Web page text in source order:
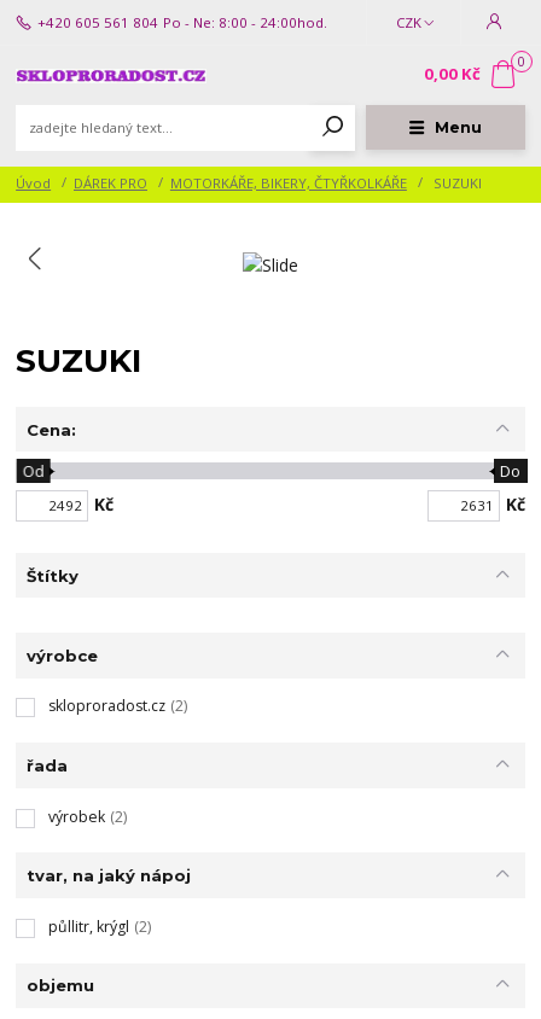
Menu
CZK
+420 605 561 804 Po - Ne: 8:00 - 24:00hod.
0
0,00 Kč
Úvod DÁREK PRO MOTORKÁŘE, BIKERY, ČTYŘKOLKÁŘE SUZUKI
SUZUKI
Cena:
Kč
Od Do
Kč
Štítky
výrobce
skloproradost.cz (2)
řada
výrobek (2)
tvar, na jaký nápoj
půllitr, krýgl (2)
objemu